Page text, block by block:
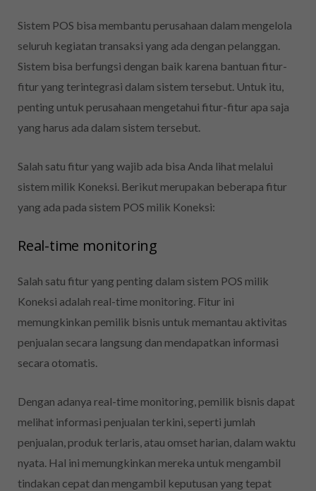
Sistem POS bisa membantu perusahaan dalam mengelola
seluruh kegiatan transaksi yang ada dengan pelanggan.
Sistem bisa berfungsi dengan baik karena bantuan fitur-
fitur yang terintegrasi dalam sistem tersebut. Untuk itu,
penting untuk perusahaan mengetahui fitur-fitur apa saja
yang harus ada dalam sistem tersebut.
Salah satu fitur yang wajib ada bisa Anda lihat melalui
sistem milik Koneksi. Berikut merupakan beberapa fitur
yang ada pada sistem POS milik Koneksi:
Real-time monitoring
Salah satu fitur yang penting dalam sistem POS milik
Koneksi adalah real-time monitoring. Fitur ini
memungkinkan pemilik bisnis untuk memantau aktivitas
penjualan secara langsung dan mendapatkan informasi
secara otomatis.
Dengan adanya real-time monitoring, pemilik bisnis dapat
melihat informasi penjualan terkini, seperti jumlah
penjualan, produk terlaris, atau omset harian, dalam waktu
nyata. Hal ini memungkinkan mereka untuk mengambil
tindakan cepat dan mengambil keputusan yang tepat